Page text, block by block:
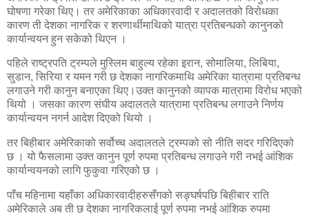
घोषणा गरेका थिए। तर अमेरिकाका अधिकारवादी र अदालतको विरोधका
कारण ती देशका नागरिक र शरणार्थीमाथिको यात्रा प्रतिबन्धको कानुनको
कार्यान्वयन हुन सकेको थिएन ।
पहिले राष्ट्रपति ट्रम्पले मुस्लिम बाहुल्य रहेका इरान, सोमालिया, लिबिया,
सुडान, सिरिया र यमन गरी छ देशका नागरिकमाथि अमेरिका यात्रामा प्रतिबन्ध
लगाउने गरी कानुन बनाएका थिए।उक्त कानुनको व्यापक मात्रामा विरोध भएको
थियो । जसका कारण संघीय अदालतले यात्रामा प्रतिबन्ध लगाउने निर्णय
कार्यान्वयन नगर्न आदेश दिएको थियो ।
तर बिहीबार अमेरिकाको सर्वोच्च अदालतले ट्रम्पको सो नीति सदर गरिदिएको
छ । यो फैसलामा उक्त कानुन पूर्ण रुपमा प्रतिबन्ध लगाउने गरी नभई आंशिक
कार्यान्वयनको लागि फुकुवा गरिएको छ ।
पाँच महिनामा यहाँका अधिकारवादीहरुसँगको सङ्घर्षपछि बिहीबार राति
अमेरिकाले अब ती छ देशका नागरिकलाई पूर्ण रुपमा नभई आंशिक रुपमा